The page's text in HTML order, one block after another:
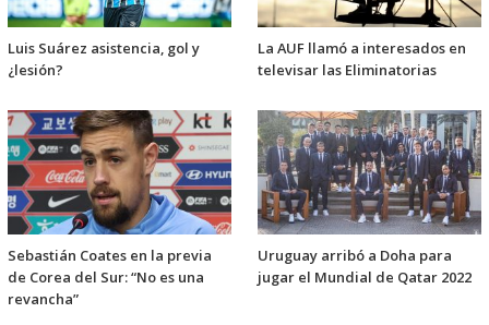
Luis Suárez asistencia, gol y
¿lesión?
La AUF llamó a interesados en
televisar las Eliminatorias
Sebastián Coates en la previa
de Corea del Sur: “No es una
revancha”
Uruguay arribó a Doha para
jugar el Mundial de Qatar 2022